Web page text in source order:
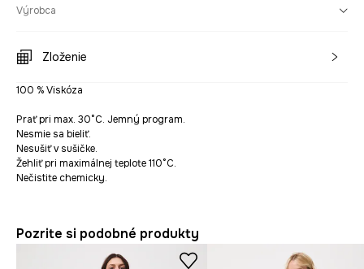
Výrobca
Zloženie
100 % Viskóza
Prať pri max. 30°C. Jemný program.
Nesmie sa bieliť.
Nesušiť v sušičke.
Žehliť pri maximálnej teplote 110°C.
Nečistite chemicky.
Pozrite si podobné produkty